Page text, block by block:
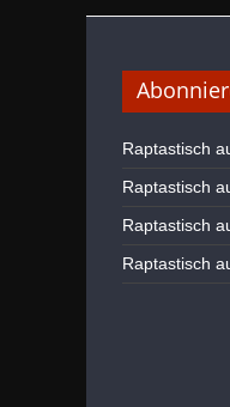
Raptastisch
Raptastisch
Raptastisch
Raptastisch